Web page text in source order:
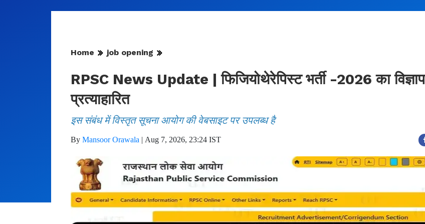
Home job opening
RPSC News Update | फिजियोथेरेपिस्ट भर्ती -2026 का
प्रत्याहारित
इस संबंध में विस्तृत सूचना आयोग की वेबसाइट पर उपलब्ध है
By Mansoor Orawala | Aug 7, 2026, 23:24 IST